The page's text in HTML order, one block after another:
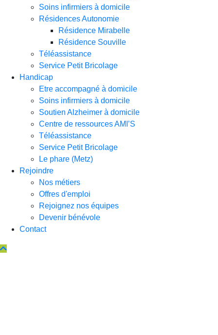
Soins infirmiers à domicile
Résidences Autonomie
Résidence Mirabelle
Résidence Souville
Téléassistance
Service Petit Bricolage
Handicap
Etre accompagné à domicile
Soins infirmiers à domicile
Soutien Alzheimer à domicile
Centre de ressources AMI’S
Téléassistance
Service Petit Bricolage
Le phare (Metz)
Rejoindre
Nos métiers
Offres d'emploi
Rejoignez nos équipes
Devenir bénévole
Contact